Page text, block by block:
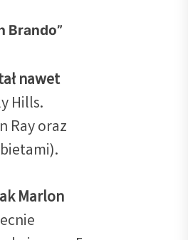
Brando”
nawet
Hills.
Ray oraz
Marlon